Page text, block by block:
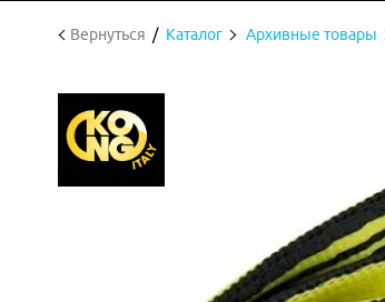
Вернуться Каталог Архивные товары